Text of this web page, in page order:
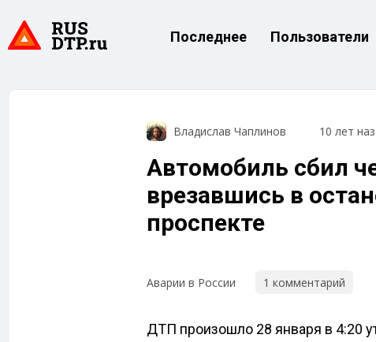
Последнее Пользователи
Владислав Чаплинов 10 лет
Автомобиль сбил
врезавшись в
проспекте
Аварии в России 1 комментарий
ДТП произошло 28 января в 4:20